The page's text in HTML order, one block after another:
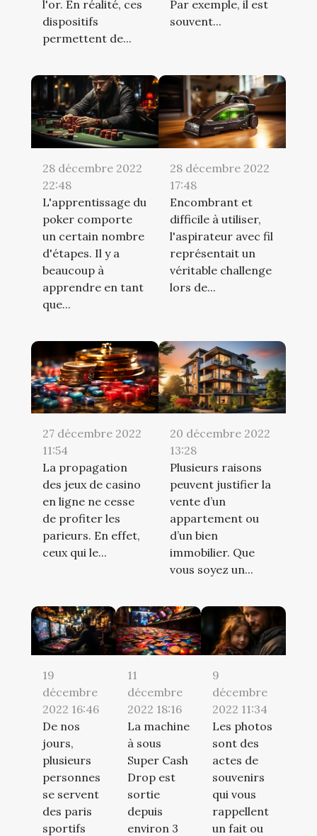
l'or. En réalité, ces
dispositifs
permettent de...
Par exemple, il est
souvent...
28 décembre 2022
22:48
L'apprentissage du
poker comporte
un certain nombre
d'étapes. Il y a
beaucoup à
apprendre en tant
que...
28 décembre 2022
17:48
Encombrant et
difficile à utiliser,
l'aspirateur avec fil
représentait un
véritable challenge
lors de...
27 décembre 2022
11:54
La propagation
des jeux de casino
en ligne ne cesse
de profiter les
parieurs. En effet,
ceux qui le...
20 décembre 2022
13:28
Plusieurs raisons
peuvent justifier la
vente d’un
appartement ou
d’un bien
immobilier. Que
vous soyez un...
19
décembre
2022 16:46
De nos
jours,
plusieurs
personnes
se servent
des paris
sportifs
11
décembre
2022 18:16
La machine
à sous
Super Cash
Drop est
sortie
depuis
environ 3
9
décembre
2022 11:34
Les photos
sont des
actes de
souvenirs
qui vous
rappellent
un fait ou